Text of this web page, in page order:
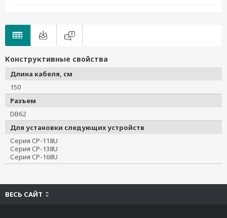
CBL-M68M62-150
CBL-M68F62-150
CBL-M62F62-150
OPT 8S
OPT 8S+
Конструктивные свойства
Длина кабеля, см
150
Разъем
DB62
Для установки следующих устройств
Серия CP-118U
Серия CP-138U
Серия CP-168U
ВЕСЬ САЙТ